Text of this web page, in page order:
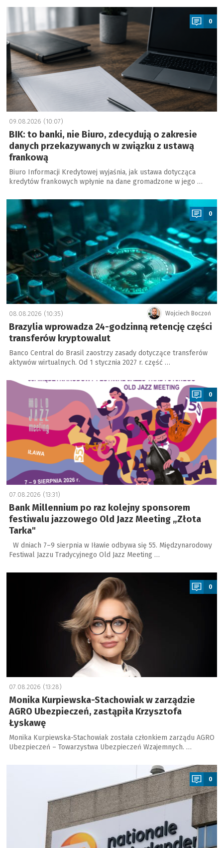
a
0
09.08.2026 (10:07)
BIK: to banki, nie Biuro, zdecydują o zakresie
danych przekazywanych w związku z ustawą
frankową
Biuro Informacji Kredytowej wyjaśnia, jak ustawa dotycząca
kredytów frankowych wpłynie na dane gromadzone w jego …
a
0
Wojciech Boczoń
08.08.2026 (10:35)
Brazylia wprowadza 24-godzinną retencję części
transferów kryptowalut
Banco Central do Brasil zaostrzy zasady dotyczące transferów
aktywów wirtualnych. Od 1 stycznia 2027 r. część …
a
0
07.08.2026 (13:31)
Bank Millennium po raz kolejny sponsorem
festiwalu jazzowego Old Jazz Meeting „Złota
Tarka"
W dniach 7–9 sierpnia w Iławie odbywa się 55. Międzynarodowy
Festiwal Jazzu Tradycyjnego Old Jazz Meeting …
a
0
07.08.2026 (13:28)
Monika Kurpiewska-Stachowiak w zarządzie
AGRO Ubezpieczeń, zastąpiła Krzysztofa
Łyskawę
Monika Kurpiewska-Stachowiak została członkiem zarządu AGRO
Ubezpieczeń – Towarzystwa Ubezpieczeń Wzajemnych. …
0